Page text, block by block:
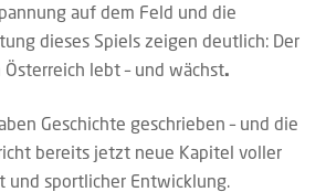
auf dem Feld und die
dieses Spiels zeigen deutlich: Der
lebt – und wächst.
Geschichte geschrieben – und die
bereits jetzt neue Kapitel voller
und sportlicher Entwicklung.